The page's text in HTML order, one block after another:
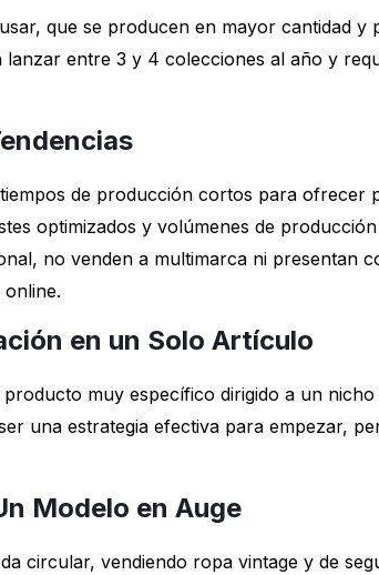
que se producen en mayor cantidad
lanzar entre 3 y 4 colecciones al año y
de producción cortos para ofrecer
optimizados y volúmenes de
no venden a multimarca ni presentan
en un Solo Artículo
muy específico dirigido a un
una estrategia efectiva para empezar,
Modelo en Auge
circular, vendiendo ropa vintage y de